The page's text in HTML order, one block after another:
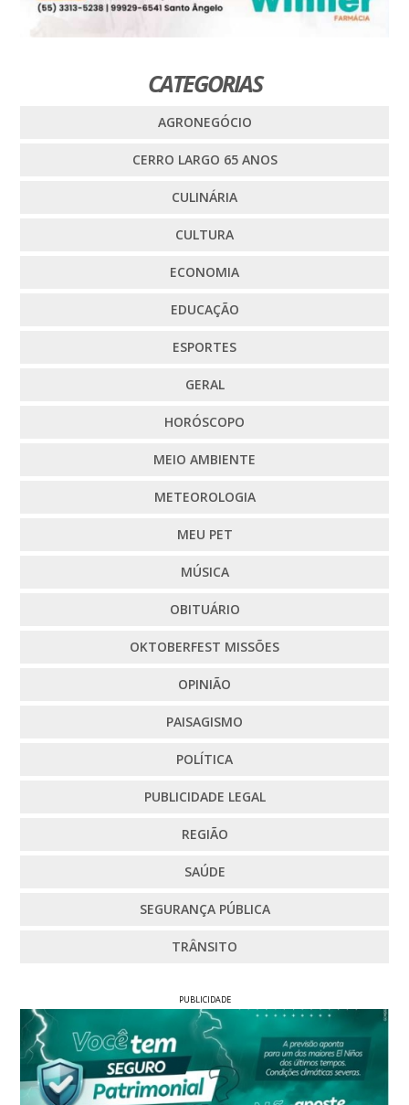
CATEGORIAS
AGRONEGÓCIO
CERRO LARGO 65 ANOS
CULINÁRIA
CULTURA
ECONOMIA
EDUCAÇÃO
ESPORTES
GERAL
HORÓSCOPO
MEIO AMBIENTE
METEOROLOGIA
MEU PET
MÚSICA
OBITUÁRIO
OKTOBERFEST MISSÕES
OPINIÃO
PAISAGISMO
POLÍTICA
PUBLICIDADE LEGAL
REGIÃO
SAÚDE
SEGURANÇA PÚBLICA
TRÂNSITO
PUBLICIDADE